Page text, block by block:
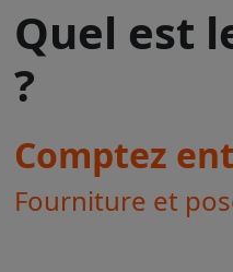
Quel est
?
Comptez
Fourniture et